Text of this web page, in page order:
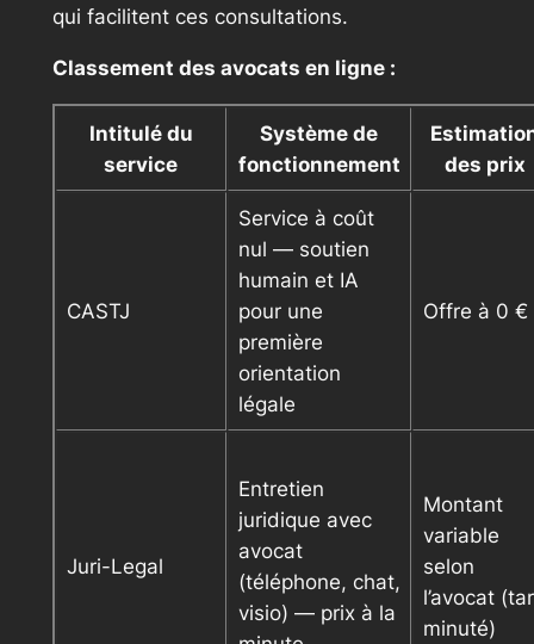
qui facilitent ces consultations.
Classement des avocats en ligne :
Intitulé du
service
Système de
fonctionnement
des prix
CASTJ
Service à coût
nul — soutien
humain et IA
pour une
première
orientation
légale
Offre à 0 €
Juri-Legal
Entretien
juridique avec
avocat
(téléphone, chat,
visio) — prix à la
Montant
variable
selon
l’avocat
minuté)